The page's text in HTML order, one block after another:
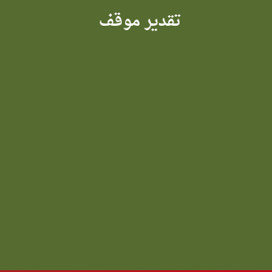
تقدير موقف